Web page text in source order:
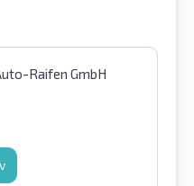
Raifen GmbH